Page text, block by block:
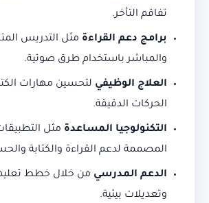
تفاقم التأخر.
برامج دعم القراءة مثل التدريس
والمباشر باستخدام طرق صوتية.
العلاج الوظيفي لتحسين مهارات
الحركات الدقيقة.
التكنولوجيا المساعدة مثل
المصممة لدعم القراءة والكتابة
الدعم المدرسي من خلال خطط
وتعديلات بيئية.